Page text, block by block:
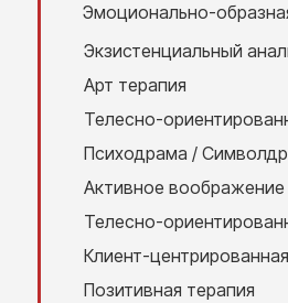
Эмоционально-
Экзистенциальный
Арт терапия
Телесно-
Психодрама /
Активное
Телесно-
Клиент-
Позитивная терапия